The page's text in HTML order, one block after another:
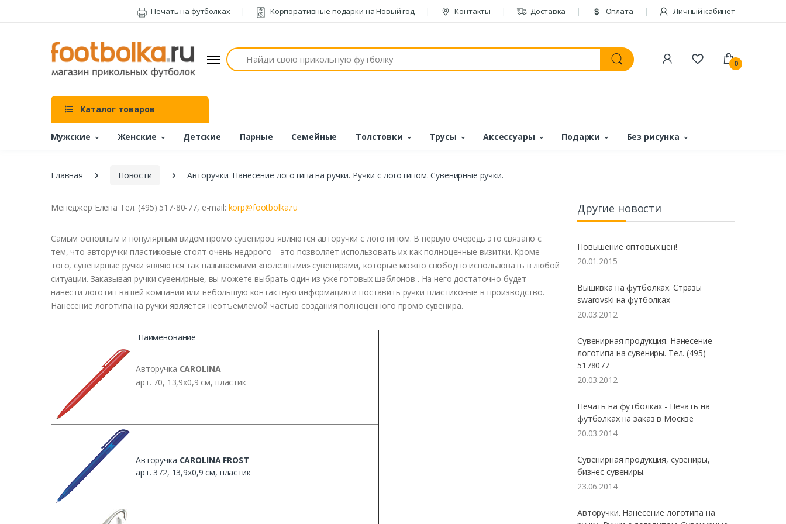
Печать на футболках Корпоративные подарки на Новый год Контакты Доставка Оплата Личный кабинет
Поиск
0
Каталог товаров
Мужские Женские Детские Парные Семейные Толстовки Трусы Аксессуары Подарки Без рисунка
Главная Новости Авторучки. Нанесение логотипа на ручки. Ручки с логотипом. Сувенирные ручки.
Менеджер Елена Тел. (495) 517-80-77, e-mail: korp@footbolka.ru
Самым основным и популярным видом промо сувениров являются авторучки с логотипом. В первую очередь это связано с
тем, что авторучки пластиковые стоят очень недорого – это позволяет использоватьих какполноценные визитки. Кроме
того, сувенирные ручки являются так называемыми «полезными» сувенирами, которые можно свободно использовать влюбой
ситуации. Заказывая ручки сувенирные, вы можете выбрать один из уже готовых шаблонов . На него достаточно будет
нанести логотип вашей компании или небольшую контактную информацию и поставить ручки пластиковые в производство.
Нанесение логотипа на ручки является неотъемлемой частью создания полноценного промо сувенира.
Наименование
Авторучка CAROLINA
арт. 70, 13,9х0,9 см, пластик
Авторучка CAROLINA FROST
арт. 372, 13,9х0,9 см, пластик
Другие новости
Повышение оптовых цен!
20.01.2015
Вышивка на футболках. Стразы
swarovski на футболках
20.03.2012
Сувенирная продукция. Нанесение
логотипа на сувениры. Тел. (495)
5178077
20.03.2012
Печать на футболках - Печать на
футболках на заказ в Москве
20.03.2014
Сувенирная продукция, сувениры,
бизнес сувениры.
23.06.2014
Авторучки. Нанесение логотипа на